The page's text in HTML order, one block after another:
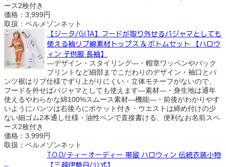
ース2枚付き
価格：3,999円
取扱：ベルメゾンネット
【ジータ/GITA】フードが取り外せるパジャマとしても
使える袖リブ綿素材トップス & ボトムセット 【ハロウ
ィン 子供服 長袖】
―デザイン・スタイリング―・帽章ワッペンやバック
プリントなど細部までこだわりのデザイン・袖口とパ
ンツ裾はリブ仕様でずり上がりにくい・立体モチーフがないので、
フードを外せばパジャマとしても使えます―素材―・身生地は通年
使えるやわらかな綿100%スムース素材―機能―・前後がわかりやす
いようにパンツは右後ろにポケット付き・ウエストは締め付けの少
ない細ゴム2本通し仕様・油性ペンで直接書ける、便利なお名前スペ
ース2枚付き
価格：3,999円
取扱：ベルメゾンネット
T.O.D/ティーオーディー 帯留 ハロウィン 伝統衣装小物
【三越伊勢丹/公式】